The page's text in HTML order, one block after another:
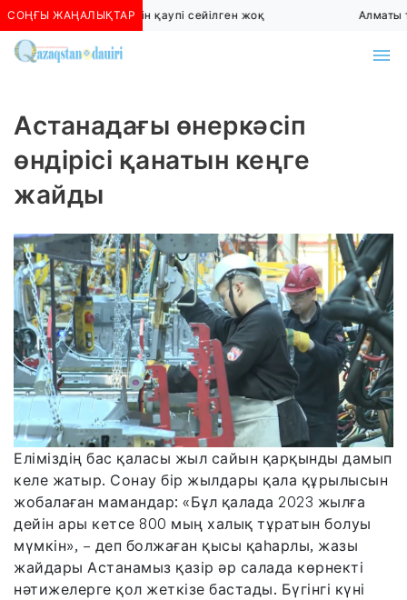
СОҢҒЫ ЖАҢАЛЫҚТАР
Алматыда көшкін қаупі сейілген жоқ Алматы
Астанадағы өнеркәсіп
өндірісі қанатын кеңге
жайды
Еліміздің бас қаласы жыл сайын қарқынды дамып
келе жатыр. Сонау бір жылдары қала құрылысын
жобалаған мамандар: «Бұл қалада 2023 жылға
дейін ары кетсе 800 мың халық тұратын болуы
мүмкін», – деп болжаған қысы қаһарлы, жазы
жайдары Астанамыз қазір әр салада көрнекті
нәтижелерге қол жеткізе бастады. Бүгінгі күні